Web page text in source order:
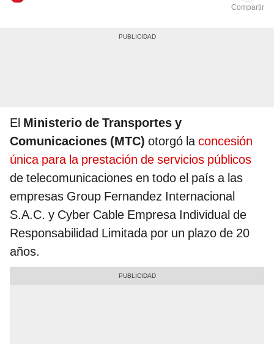
Compartir
El Ministerio de Transportes y
Comunicaciones (MTC) otorgó laconcesión
única para la prestación de servicios públicos
de telecomunicaciones en todo el país a las
empresas Group Fernandez Internacional
S.A.C. y Cyber Cable Empresa Individual de
Responsabilidad Limitada por un plazo de 20
años.